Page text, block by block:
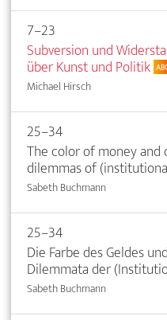
7–23
Subversion und
über Kunst und Politik
Michael Hirsch
25–34
The color of money and
dilemmas of
Sabeth Buchmann
25–34
Die Farbe des Geldes
Dilemmata der
Sabeth Buchmann